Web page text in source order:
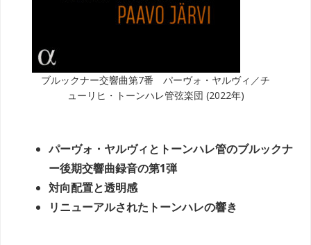
ブルックナー交響曲第7番 パーヴォ・ヤルヴィ／チ
ューリヒ・トーンハレ管弦楽団 (2022年)
パーヴォ・ヤルヴィとトーンハレ管のブルックナ
ー後期交響曲録音の第1弾
対向配置と透明感
リニューアルされたトーンハレの響き